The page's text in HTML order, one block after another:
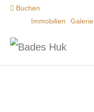
Zum Hauptinhalt springen
Buchen
Immobilien
Galerie